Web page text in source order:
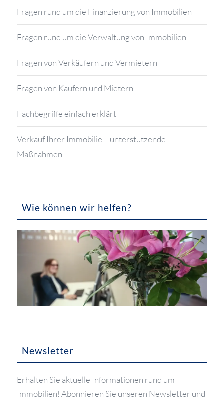
Fragen rund um die Finanzierung von Immobilien
Fragen rund um die Verwaltung von Immobilien
Fragen von Verkäufern und Vermietern
Fragen von Käufern und Mietern
Fachbegriffe einfach erklärt
Verkauf Ihrer Immobilie – unterstützende
Maßnahmen
Wie können wir helfen?
Newsletter
Erhalten Sie aktuelle Informationen rund um
Immobilien! Abonnieren Sie unseren Newsletter und